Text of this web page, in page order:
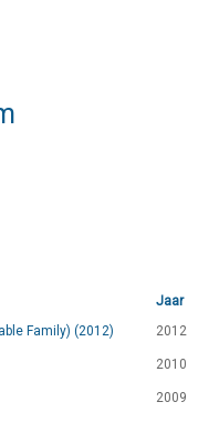
Jaar
Family) (2012)
2012
2010
2009